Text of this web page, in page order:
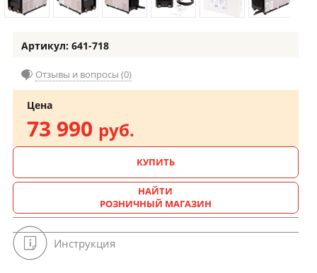
Артикул: 641-718
Отзывы и вопросы (0)
Цена
73 990 руб.
КУПИТЬ
НАЙТИ
РОЗНИЧНЫЙ МАГАЗИН
Инструкция